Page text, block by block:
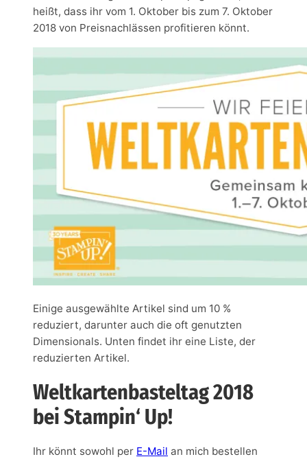
heißt, dass ihr vom 1. Oktober bis zum 7. Oktober
2018 von Preisnachlässen profitieren könnt.
Einige ausgewählte Artikel sind um 10 %
reduziert, darunter auch die oft genutzten
Dimensionals. Unten findet ihr eine Liste, der
reduzierten Artikel.
Weltkartenbasteltag 2018
bei Stampin‘ Up!
Ihr könnt sowohl per E-Mail an mich bestellen